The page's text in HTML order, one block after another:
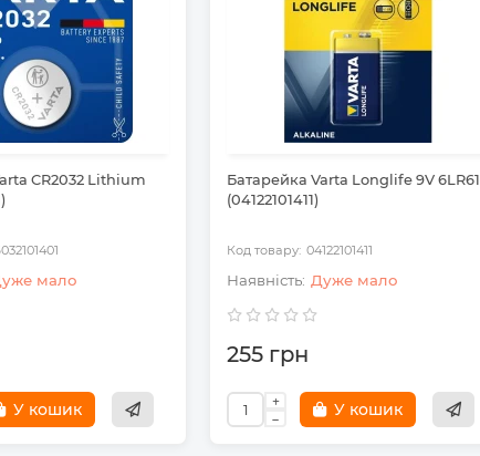
CR2032 Lithium
мало
У кошик
Батарейка Varta Longlife 9V 6LR61
(04122101411)
04122101411
Дуже мало
255 грн
У кошик